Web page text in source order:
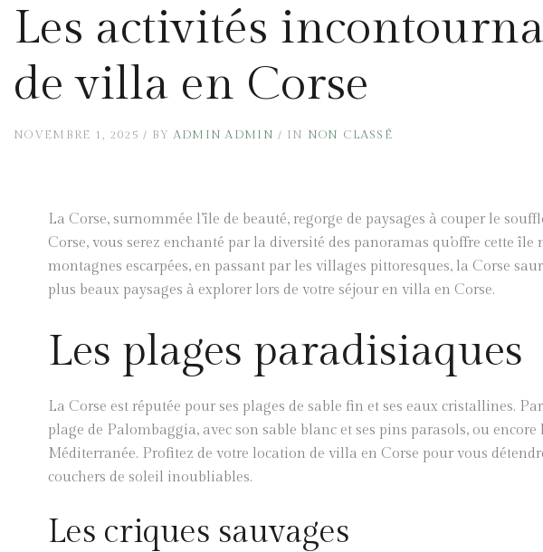
Les activités
de villa en Corse
NOVEMBRE 1, 2025 BYADMIN ADMIN IN NON CLASSÉ
La Corse, surnommée l’île de beauté, regorge de paysages à couper le
Corse, vous serez enchanté par la diversité des panoramas qu’offre cette
montagnes escarpées, en passant par les villages pittoresques, la Corse
plus beaux paysages à explorer lors de votre séjour en villa en Corse.
Les plages paradisiaques
La Corse est réputée pour ses plages de sable fin et ses eaux cristallines.
plage de Palombaggia, avec son sable blanc et ses pins parasols, ou
Méditerranée. Profitez de votre location de villa en Corse pour vous
couchers de soleil inoubliables.
Les criques sauvages